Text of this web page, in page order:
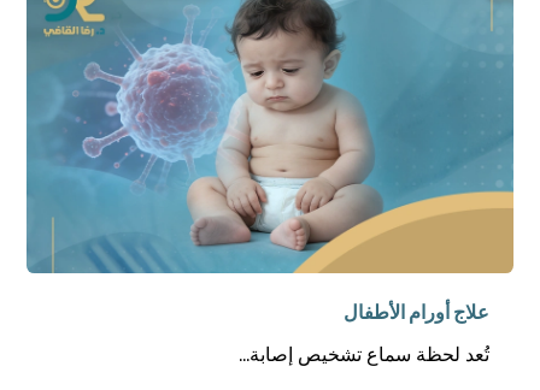
علاج أورام الأطفال
تُعد لحظة سماع تشخيص إصابة...